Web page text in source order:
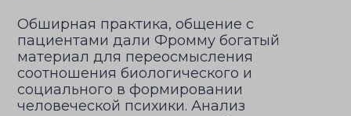
Обширная практика, общение с
пациентами дали Фромму богатый
материал для переосмысления
соотношения биологического и
социального в формировании
человеческой психики. Анализ